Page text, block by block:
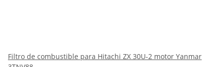
Filtro de combustible para Hitachi ZX 30U-2 motor Yanmar